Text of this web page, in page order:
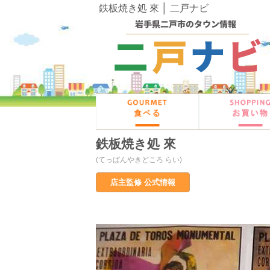
鉄板焼き処 來 │ 二戸ナビ
鉄板焼き処 來
(てっぱんやきどころ らい)
店主監修 公式情報